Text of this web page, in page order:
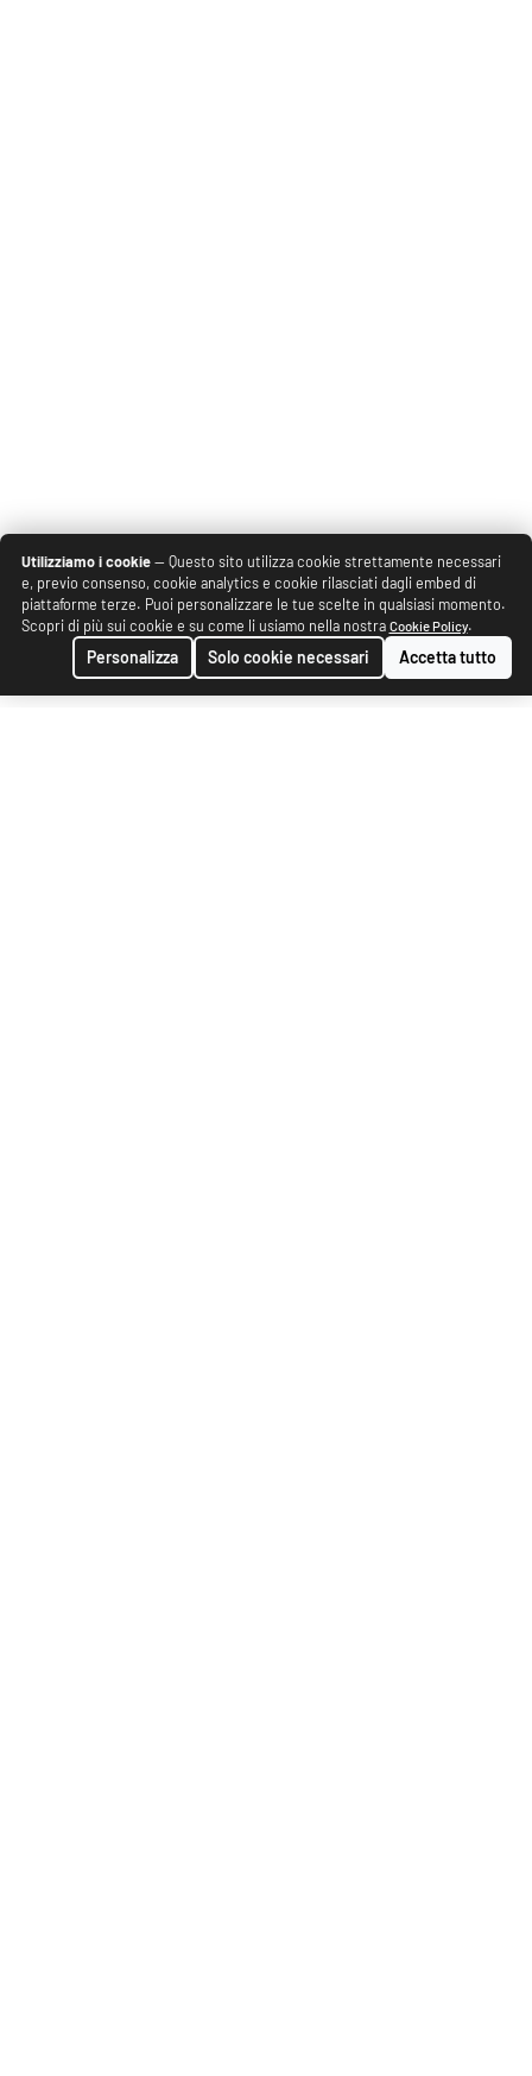
Utilizziamo i cookie— Questo sito utilizza cookie strettamente necessari
e, previo consenso, cookie analytics e cookie rilasciati dagli embed di
piattaforme terze. Puoi personalizzare le tue scelte in qualsiasi momento.
Scopri di più sui cookie e su come li usiamo nella nostra Cookie Policy.
Personalizza Solo cookie necessari Accetta tutto